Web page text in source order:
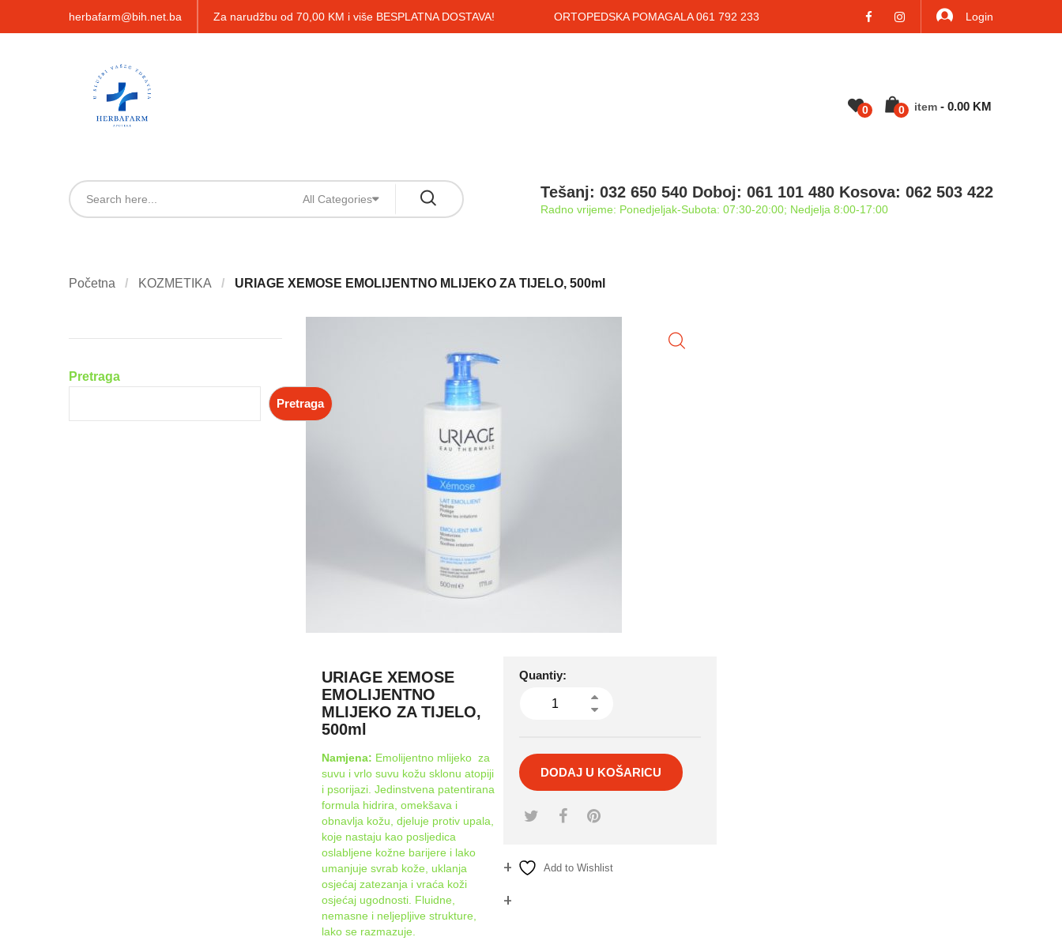
herbafarm@bih.net.ba Za narudžbu od 70,00 KM i više BESPLATNA DOSTAVA! ORTOPEDSKA POMAGALA 061 792 233 Login
0 0 Item - 0.00 KM
All Categories Tešanj: 032 650 540 Doboj: 061 101 480 Kosova: 062 503 422
Radno vrijeme: Ponedjeljak-Subota: 07:30-20:00; Nedjelja 8:00-17:00
Početna KOZMETIKA URIAGE XEMOSE EMOLIJENTNO MLIJEKO ZA TIJELO, 500ml
URIAGE XEMOSE
EMOLIJENTNO
MLIJEKO ZA TIJELO,
500ml
Namjena: Emolijentno mlijeko za
suvu i vrlo suvu kožu sklonu atopiji
i psorijazi. Jedinstvena patentirana
formula hidrira, omekšava i
obnavlja kožu, djeluje protiv upala,
koje nastaju kao posljedica
oslabljene kožne barijere i lako
umanjuje svrab kože, uklanja
osjećaj zatezanja i vraća koži
osjećaj ugodnosti. Fluidne,
nemasne i neljepljive strukture,
lako se razmazuje.
Quantiy:
DODAJ U KOŠARICU
Add to Wishlist
Pretraga
Pretraga